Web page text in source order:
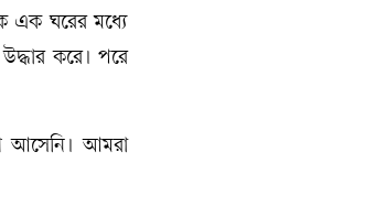
এক ঘরের মধ্যে
করে। পরে
আসেনি। আমরা